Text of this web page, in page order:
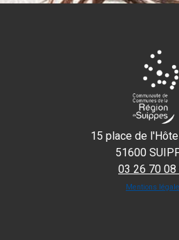
15 place de
51600
03 26 70 08
Mentions